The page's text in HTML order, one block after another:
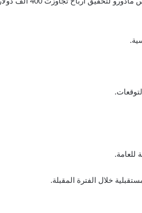
للعامة.
خلال الفترة المقبلة.